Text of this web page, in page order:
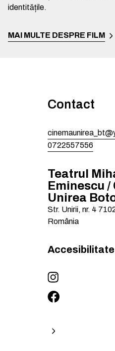
identitățile.
MAI MULTE DESPRE FILM
Contact
0722557556
Teatrul
Eminescu /
Unirea
Str. Unirii, nr. 4
România
Accesibilitate